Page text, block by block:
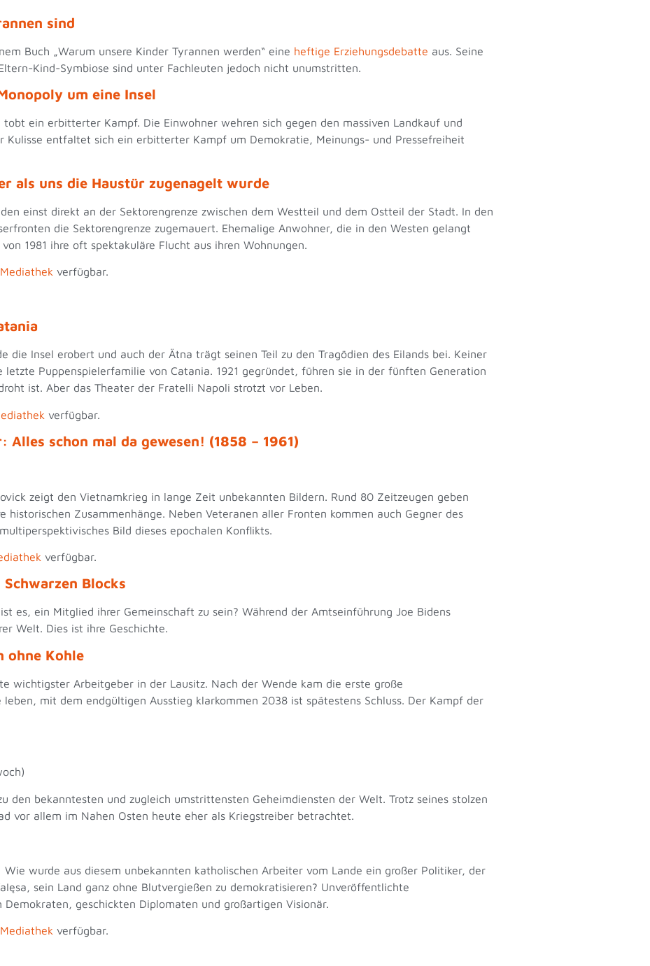
sind
Buch „Warum unsere Kinder Tyrannen werden“ eine heftige Erziehungsdebatte aus. Seine
Kind-Symbiose sind unter Fachleuten jedoch nicht unumstritten.
um eine Insel
ein erbitterter Kampf. Die Einwohner wehren sich gegen den massiven Landkauf und
Kulisse entfaltet sich ein erbitterter Kampf um Demokratie, Meinungs- und Pressefreiheit
als uns die Haustür zugenagelt wurde
einst direkt an der Sektorengrenze zwischen dem Westteil und dem Ostteil der Stadt. In den
die Sektorengrenze zugemauert. Ehemalige Anwohner, die in den Westen gelangt
1981 ihre oft spektakuläre Flucht aus ihren Wohnungen.
verfügbar.
die Insel erobert und auch der Ätna trägt seinen Teil zu den Tragödien des Eilands bei. Keiner
Puppenspielerfamilie von Catania. 1921 gegründet, führen sie in der fünften Generation
ist. Aber das Theater der Fratelli Napoli strotzt vor Leben.
verfügbar.
schon mal da gewesen! (1858 – 1961)
zeigt den Vietnamkrieg in lange Zeit unbekannten Bildern. Rund 80 Zeitzeugen geben
historischen Zusammenhänge. Neben Veteranen aller Fronten kommen auch Gegner des
Bild dieses epochalen Konflikts.
verfügbar.
Blocks
es, ein Mitglied ihrer Gemeinschaft zu sein? Während der Amtseinführung Joe Bidens
Welt. Dies ist ihre Geschichte.
ohne Kohle
wichtigster Arbeitgeber in der Lausitz. Nach der Wende kam die erste große
mit dem endgültigen Ausstieg klarkommen 2038 ist spätestens Schluss. Der Kampf der
den bekanntesten und zugleich umstrittensten Geheimdiensten der Welt. Trotz seines stolzen
vor allem im Nahen Osten heute eher als Kriegstreiber betrachtet.
wurde aus diesem unbekannten katholischen Arbeiter vom Lande ein großer Politiker, der
sein Land ganz ohne Blutvergießen zu demokratisieren? Unveröffentlichte
geschickten Diplomaten und großartigen Visionär.
verfügbar.